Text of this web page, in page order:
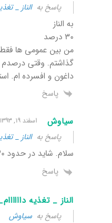
پاسخ بهالناز _
به الناز
۳۰ درصد
من بین عمومی ها فقط
گذاشتم. وقتی درصدم
داغون و افسرده ام.
پاسخ
سیاوش اسفند ۱۹, ۱۳۹۳ ۱۰:۰۲ ب٫ظ
پاسخ بهالناز _
سلام. شاید در حدود ۳۰ الی ۳۵ درصد. توکل بر خدا
پاسخ
الناز _ تغذیه
پاسخ بهسیاوش